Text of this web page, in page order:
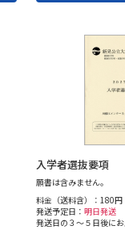
入学者選抜要項
願書は含みません。
料金（送料含）：180円
発送予定日： 明日発送
発送日の３～５日後に